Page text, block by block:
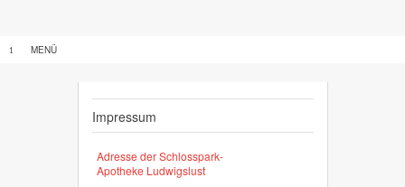
MENÜ
LAGE
IMPRESSUM
Impressum
Adresse der Schlosspark-
Apotheke Ludwigslust